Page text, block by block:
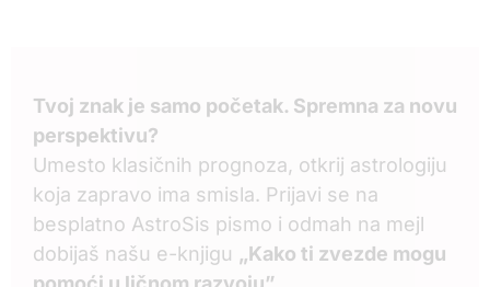
Tvoj znak je samo početak. Spremna za novu
perspektivu?
Umesto klasičnih prognoza, otkrij astrologiju
koja zapravo ima smisla. Prijavi se na
besplatno AstroSis pismo i odmah na mejl
dobijaš našu e-knjigu „Kako ti zvezde mogu